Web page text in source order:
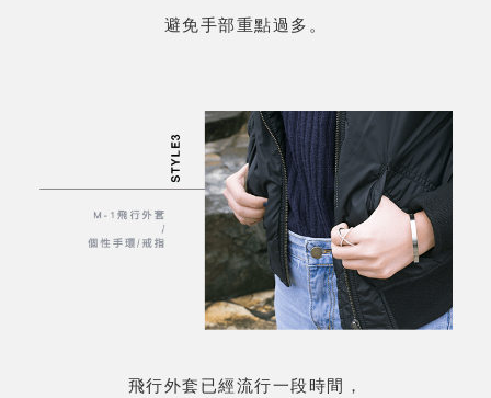
避免手部重點過多。
飛行外套已經流行一段時間，